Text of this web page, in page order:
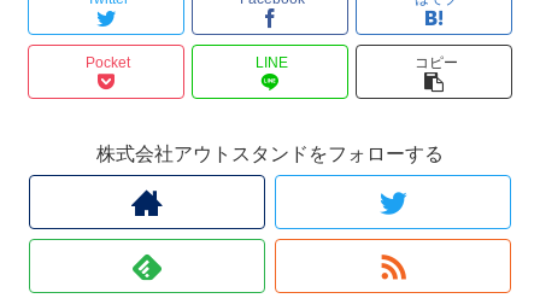
Pocket LINE コピー
株式会社アウトスタンドをフォローする